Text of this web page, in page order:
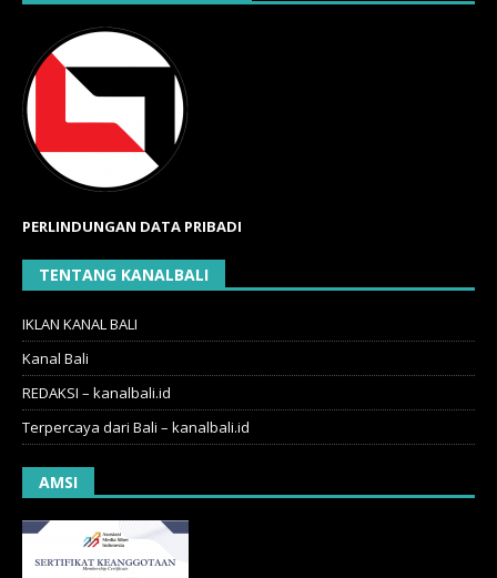
PERLINDUNGAN DATA PRIBADI
TENTANG KANALBALI
IKLAN KANAL BALI
Kanal Bali
REDAKSI – kanalbali.id
Terpercaya dari Bali – kanalbali.id
AMSI